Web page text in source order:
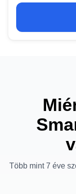
Több mint 7 éve